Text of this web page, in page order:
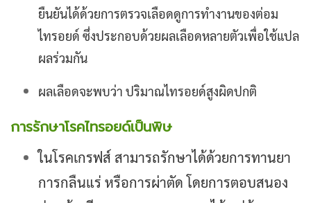
ยืนยันได้ด้วยการตรวจเลือดดูการทำงานของต่อม
ไทรอยด์ ซึ่งประกอบด้วยผลเลือดหลายตัวเพื่อใช้แปล
ผลร่วมกัน
ผลเลือดจะพบว่า ปริมาณไทรอยด์สูงผิดปกติ
การรักษาโรคไทรอยด์เป็นพิษ
ในโรคเกรฟส์ สามารถรักษาได้ด้วยการทานยา
การกลืนแร่ หรือการผ่าตัด โดยการตอบสนอง